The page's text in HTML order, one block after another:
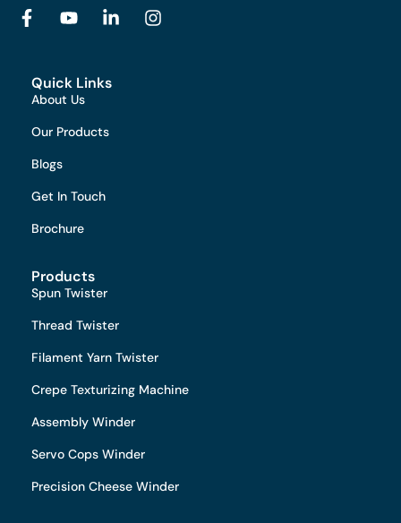
Quick Links
About Us
Our Products
Blogs
Get In Touch
Brochure
Products
Spun Twister
Thread Twister
Filament Yarn Twister
Crepe Texturizing Machine
Assembly Winder
Servo Cops Winder
Precision Cheese Winder